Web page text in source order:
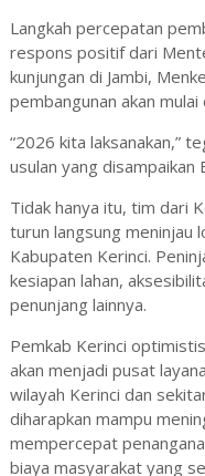
Langkah percepatan
respons positif dari
kunjungan di Jambi,
pembangunan akan
“2026 kita laksanakan,”
usulan yang disampaikan
Tidak hanya itu, tim dari
turun langsung meninjau
Kabupaten Kerinci.
kesiapan lahan,
penunjang lainnya.
Pemkab Kerinci
akan menjadi pusat
wilayah Kerinci dan
diharapkan mampu
mempercepat
biaya masyarakat yang